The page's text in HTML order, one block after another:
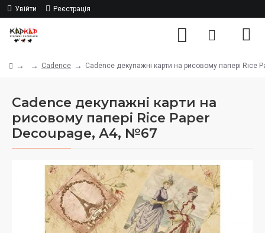
Увійти Реєстрація
Cadence Cadence декупажні карти на рисовому папері Rice
Cadence декупажні карти на
рисовому папері Rice Paper
Decoupage, А4, №67